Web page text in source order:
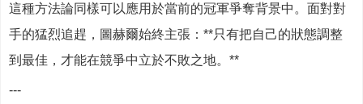
這種方法論同樣可以應用於當前的冠軍爭奪背景中。面對對
手的猛烈追趕，圖赫爾始終主張：**只有把自己的狀態調整
到最佳，才能在競爭中立於不敗之地。**
---